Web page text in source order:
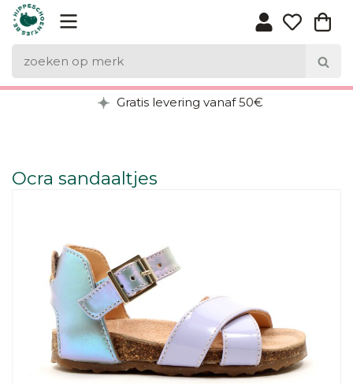
Gratis levering vanaf 50€
Ocra sandaaltjes